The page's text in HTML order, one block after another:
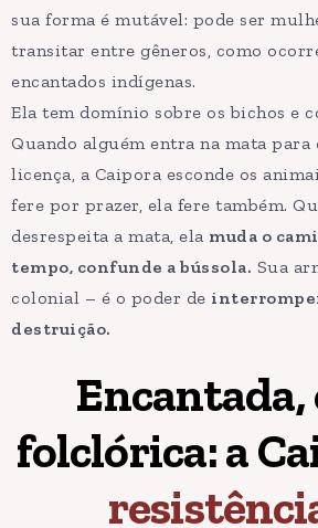
sua forma é mutável: pode ser
transitar entre gêneros, como
encantados indígenas.
Ela tem domínio sobre os bichos e
Quando alguém entra na mata para
licença, a Caipora esconde os
fere por prazer, ela fere também.
desrespeita a mata, ela muda o
tempo, confunde a bússola. Sua
colonial – é o poder de
destruição.
Encantada,
folclórica: a